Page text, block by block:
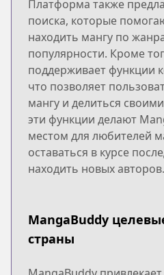
Платформа также
поиска, которые
находить мангу по
популярности. Кроме
поддерживает функции
что позволяет
мангу и делиться
эти функции делают
местом для любителей
оставаться в курсе
находить новых авторов.
MangaBuddy
страны